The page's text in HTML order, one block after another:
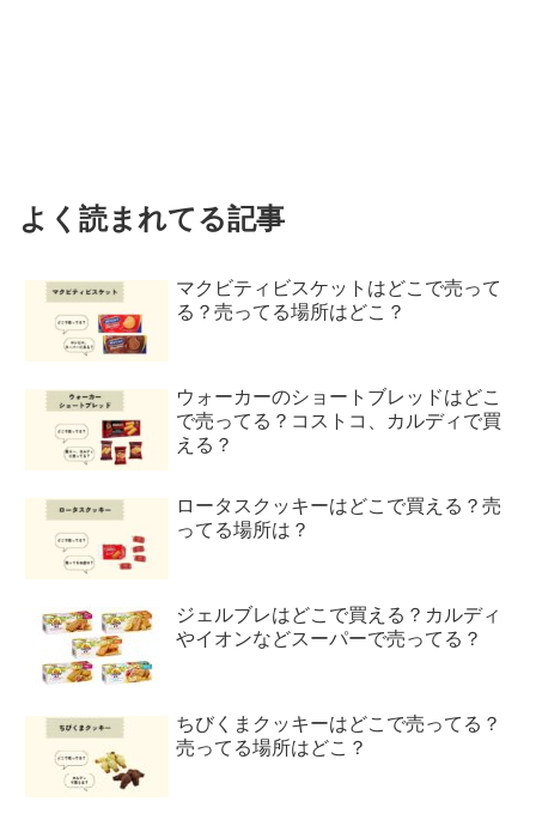
よく読まれてる記事
マクビティビスケットはどこで売って
る？売ってる場所はどこ？
ウォーカーのショートブレッドはどこ
で売ってる？コストコ、カルディで買
える？
ロータスクッキーはどこで買える？売
ってる場所は？
ジェルブレはどこで買える？カルディ
やイオンなどスーパーで売ってる？
ちびくまクッキーはどこで売ってる？
売ってる場所はどこ？